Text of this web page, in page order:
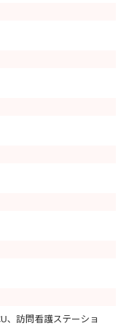
、訪問看護ステーショ